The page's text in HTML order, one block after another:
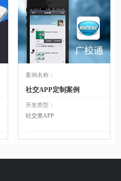
案例名称：
社交APP定制案例
开发类型：
社交类APP